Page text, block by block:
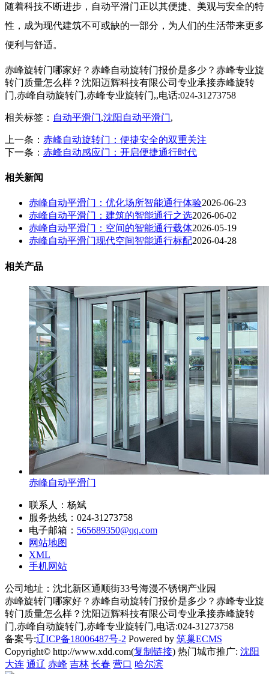
随着科技不断进步，自动平滑门正以其便捷、美观与安全的特
性，成为现代建筑不可或缺的一部分，为人们的生活带来更多
便利与舒适。
赤峰旋转门哪家好？赤峰自动旋转门报价是多少？赤峰专业旋
转门质量怎么样？沈阳迈辉科技有限公司专业承接赤峰旋转
门,赤峰自动旋转门,赤峰专业旋转门,,电话:024-31273758
相关标签： 自动平滑门,沈阳自动平滑门,
上一条： 赤峰自动旋转门：便捷安全的双重关注
下一条： 赤峰自动感应门：开启便捷通行时代
相关新闻
赤峰自动平滑门：优化场所智能通行体验2026-06-23
赤峰自动平滑门：建筑的智能通行之选2026-06-02
赤峰自动平滑门：空间的智能通行载体2026-05-19
赤峰自动平滑门现代空间智能通行标配2026-04-28
相关产品
赤峰自动平滑门
联系人：杨斌
服务热线：024-31273758
电子邮箱： 565689350@qq.com
网站地图
XML
手机网站
公司地址：沈北新区通顺街33号海漫不锈钢产业园
赤峰旋转门哪家好？赤峰自动旋转门报价是多少？赤峰专业旋
转门质量怎么样？沈阳迈辉科技有限公司专业承接赤峰旋转
门,赤峰自动旋转门,赤峰专业旋转门,电话:024-31273758
备案号:辽ICP备18006487号-2 Powered by 筑巢ECMS
Copyright© http://www.xdd.com(复制链接) 热门城市推广: 沈阳
大连 通辽 赤峰 吉林 长春 营口 哈尔滨